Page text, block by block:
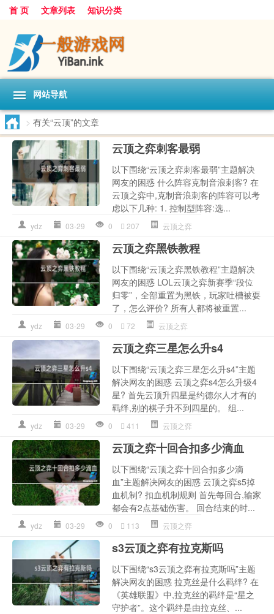
首 页 文章列表 知识分类
网站导航
> 有关“云顶”的文章
云顶之弈刺客最弱
以下围绕“云顶之弈刺客最弱”主题解决
网友的困惑 什么阵容克制音浪刺客? 在
云顶之弈中,克制音浪刺客的阵容可以考
虑以下几种: 1. 控制型阵容:选...
ydz 03-29 0 207 云顶之弈
云顶之弈黑铁教程
以下围绕“云顶之弈黑铁教程”主题解决
网友的困惑 LOL云顶之弈新赛季“段位
归零”，全部重置为黑铁，玩家吐槽被耍
了，怎么评价? 所有人都将被重置...
ydz 03-29 0 72 云顶之弈
云顶之弈三星怎么升s4
以下围绕“云顶之弈三星怎么升s4”主题
解决网友的困惑 云顶之弈s4怎么升级4
星? 首先云顶升四星是约德尔人才有的
羁绊,别的棋子升不到四星的。 组...
ydz 03-29 0 411 云顶之弈
云顶之弈十回合扣多少滴血
以下围绕“云顶之弈十回合扣多少滴
血”主题解决网友的困惑 云顶之弈s5掉
血机制? 扣血机制规则 首先每回合,输家
都会有2点基础伤害。 回合结束的时...
ydz 03-29 0 113 云顶之弈
s3云顶之弈有拉克斯吗
以下围绕“s3云顶之弈有拉克斯吗”主题
解决网友的困惑 拉克丝是什么羁绊? 在
《英雄联盟》中,拉克丝的羁绊是“星之
守护者”。这个羁绊是由拉克丝、...